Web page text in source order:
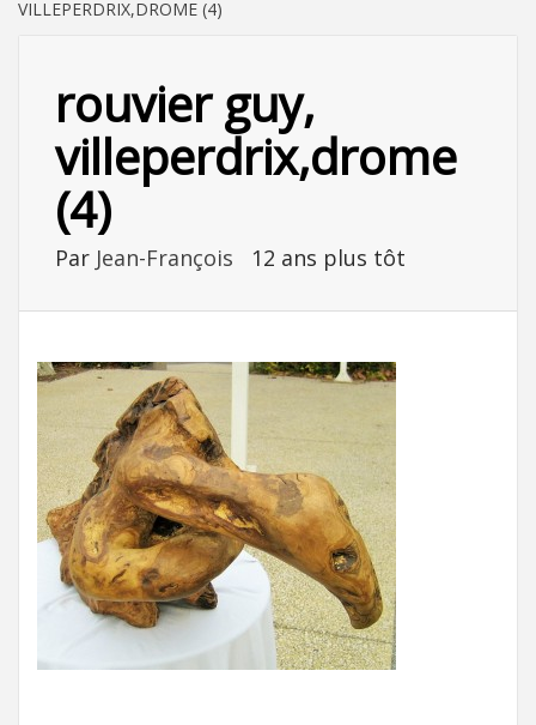
VILLEPERDRIX,DROME (4)
rouvier guy,
villeperdrix,drome
(4)
Par Jean-François 12 ans plus tôt